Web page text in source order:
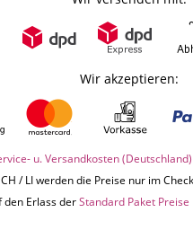
Wir akzeptieren:
u. Versandkosten (Deutschland)
/ LI werden die Preise nur im
Erlass derStandard Paket